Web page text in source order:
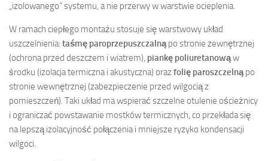
„izolowanego” systemu, a nie przerwy w warstwie ocieplenia.
W ramach ciepłego montażu stosuje się warstwowy układ
uszczelnienia: taśmę paroprzepuszczalnąpo stronie zewnętrznej
(ochrona przed deszczem i wiatrem), piankę poliuretanowąw
środku (izolacja termiczna i akustyczna) orazfolię paroszczelnąpo
stronie wewnętrznej (zabezpieczenie przed wilgocią z
pomieszczeń). Taki układ ma wspierać szczelne otulenie ościeżnicy
i ograniczać powstawanie mostków termicznych, co przekłada się
na lepszą izolacyjność połączenia i mniejsze ryzyko kondensacji
wilgoci.